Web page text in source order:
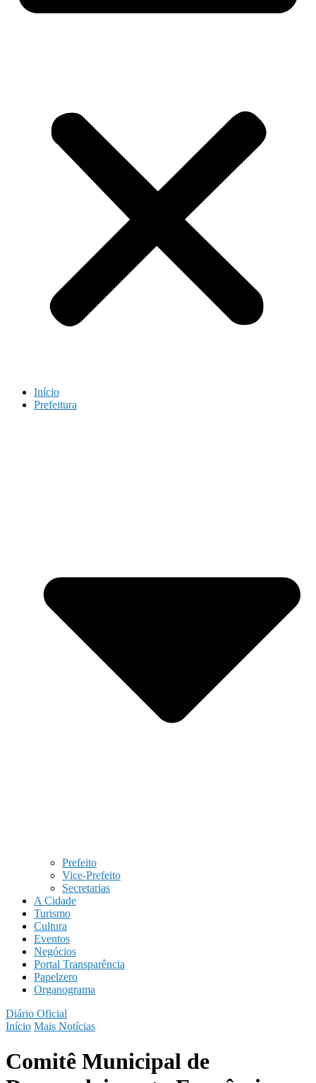
Início
Prefeitura
Prefeito
Vice-Prefeito
Secretarias
A Cidade
Turismo
Cultura
Eventos
Negócios
Portal Transparência
Papelzero
Organograma
Diário Oficial
Início Mais Notícias
Comitê Municipal de